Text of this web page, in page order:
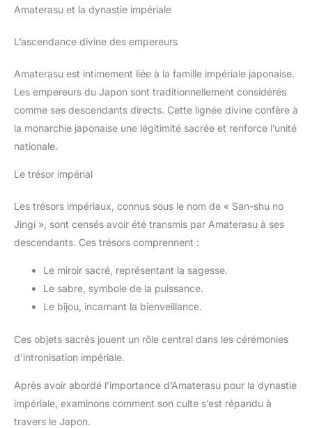
Amaterasu et la dynastie impériale
L’ascendance divine des empereurs
Amaterasu est intimement liée à la famille impériale japonaise.
Les empereurs du Japon sont traditionnellement considérés
comme ses descendants directs. Cette lignée divine confère à
la monarchie japonaise une légitimité sacrée et renforce l’unité
nationale.
Le trésor impérial
Les trésors impériaux, connus sous le nom de « San-shu no
Jingi », sont censés avoir été transmis par Amaterasu à ses
descendants. Ces trésors comprennent :
Le miroir sacré, représentant la sagesse.
Le sabre, symbole de la puissance.
Le bijou, incarnant la bienveillance.
Ces objets sacrés jouent un rôle central dans les cérémonies
d’intronisation impériale.
Après avoir abordé l’importance d’Amaterasu pour la dynastie
impériale, examinons comment son culte s’est répandu à
travers le Japon.